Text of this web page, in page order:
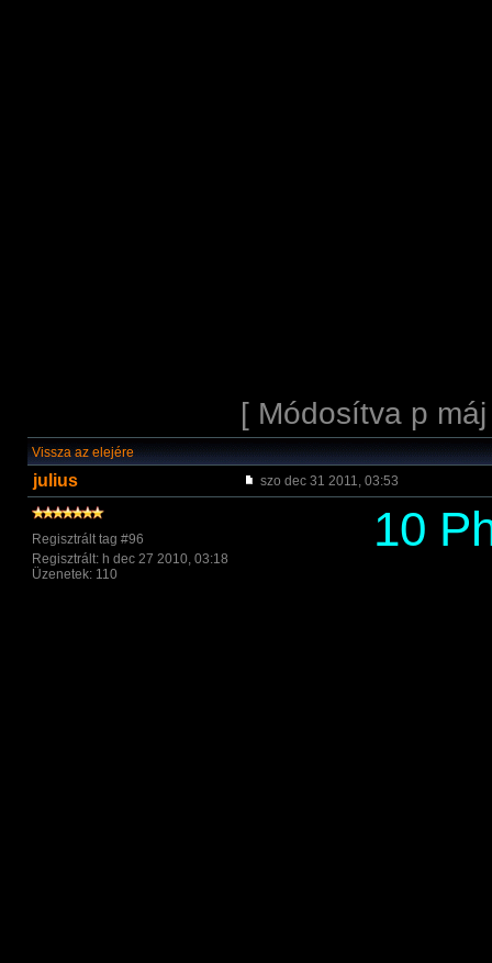
[ Módosítva p
Vissza az elejére
julius szo dec 31 2011, 03:53
Regisztrált tag #96
Regisztrált: h dec 27 2010, 03:18
Üzenetek: 110
10